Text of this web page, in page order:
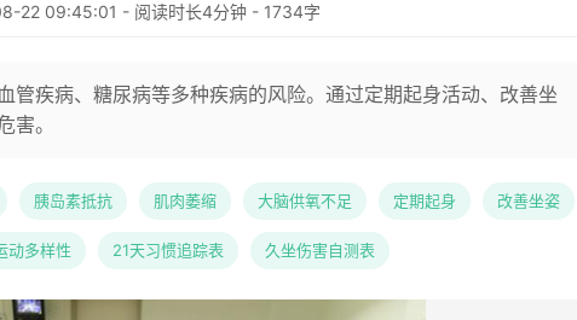
22 09:45:01 - 阅读时长4分钟 - 1734字
管疾病、糖尿病等多种疾病的风险。通过定期起身活动、改善坐
害。
胰岛素抵抗 肌肉萎缩 大脑供氧不足 定期起身 改善坐姿
动多样性 21天习惯追踪表 久坐伤害自测表